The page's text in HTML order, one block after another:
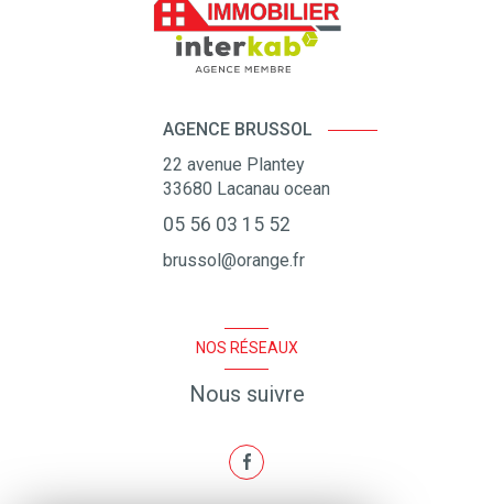
AGENCE BRUSSOL
22 avenue Plantey
33680 Lacanau ocean
05 56 03 15 52
brussol@orange.fr
NOS RÉSEAUX
Nous suivre